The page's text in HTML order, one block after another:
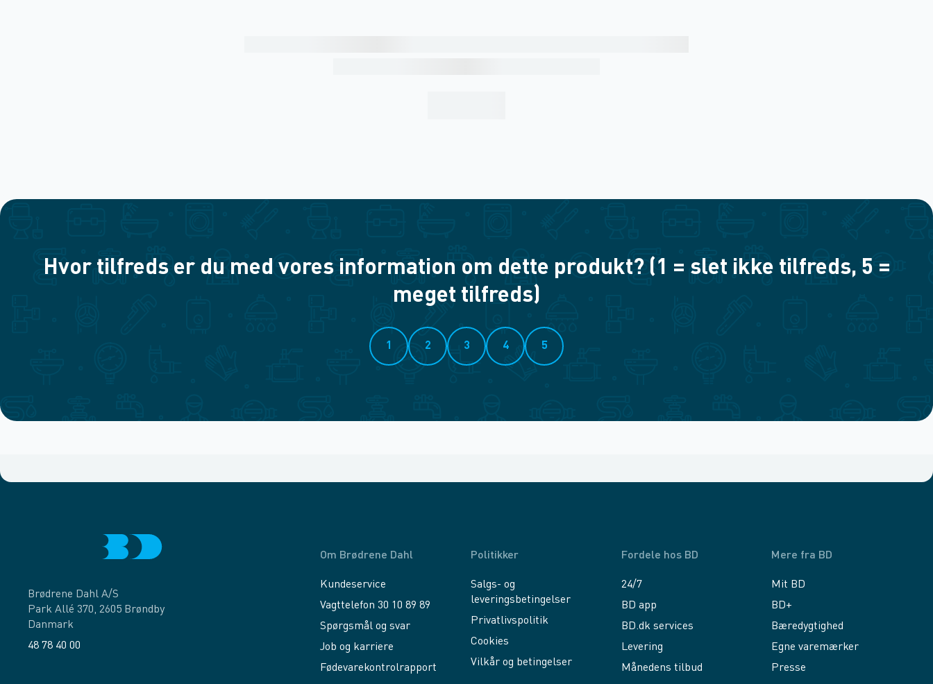
Hvor tilfreds er du med vores information om dette produkt? (1 = slet ikke tilfreds, 5 =
meget tilfreds)
1 2 3 4 5
Brødrene Dahl A/S
Park Allé 370, 2605 Brøndby
Danmark
48 78 40 00
Om Brødrene Dahl
Kundeservice
Vagttelefon 30 10 89 89
Spørgsmål og svar
Job og karriere
Fødevarekontrolrapport
Politikker
Salgs- og
leveringsbetingelser
Privatlivspolitik
Cookies
Vilkår og betingelser
Fordele hos BD
24/7
BD app
BD.dk services
Levering
Månedens tilbud
Mere fra BD
Mit BD
BD+
Bæredygtighed
Egne varemærker
Presse